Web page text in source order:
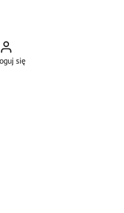
0. Zobacz szczegóły
się